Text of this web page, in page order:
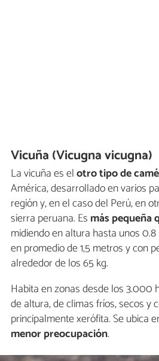
Vicuña (Vicugna vicugna)
La vicuña es elotro tipo de
América, desarrollado en varios
región y, en el caso del Perú, en
sierra peruana. Es más pequeña
midiendo en altura hasta unos
en promedio de 1,5 metros y con
alrededor de los 65 kg.
Habita en zonas desde los
de altura, de climas fríos, secos y
principalmente xerófita. Se ubica
menor preocupación.